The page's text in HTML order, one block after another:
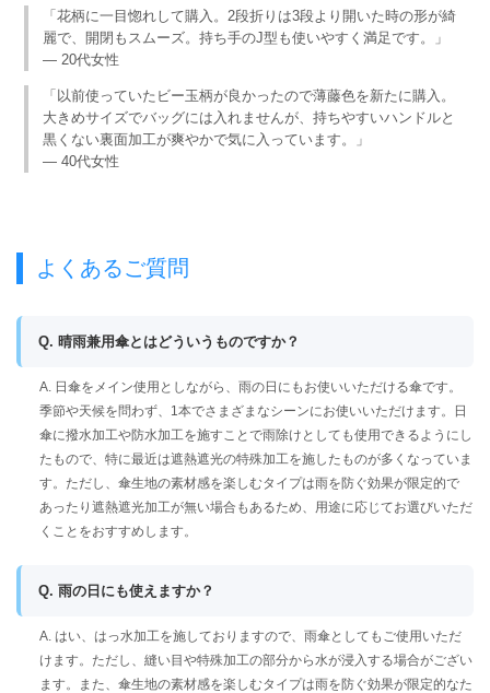
「花柄に一目惚れして購入。2段折りは3段より開いた時の形が綺
麗で、開閉もスムーズ。持ち手のJ型も使いやすく満足です。」
— 20代女性
「以前使っていたビー玉柄が良かったので薄藤色を新たに購入。
大きめサイズでバッグには入れませんが、持ちやすいハンドルと
黒くない裏面加工が爽やかで気に入っています。」
— 40代女性
よくあるご質問
Q. 晴雨兼用傘とはどういうものですか？
A. 日傘をメイン使用としながら、雨の日にもお使いいただける傘です。
季節や天候を問わず、1本でさまざまなシーンにお使いいただけます。日
傘に撥水加工や防水加工を施すことで雨除けとしても使用できるようにし
たもので、特に最近は遮熱遮光の特殊加工を施したものが多くなっていま
す。ただし、傘生地の素材感を楽しむタイプは雨を防ぐ効果が限定的で
あったり遮熱遮光加工が無い場合もあるため、用途に応じてお選びいただ
くことをおすすめします。
Q. 雨の日にも使えますか？
A. はい、はっ水加工を施しておりますので、雨傘としてもご使用いただ
けます。ただし、縫い目や特殊加工の部分から水が浸入する場合がござい
ます。また、傘生地の素材感を楽しむタイプは雨を防ぐ効果が限定的なた